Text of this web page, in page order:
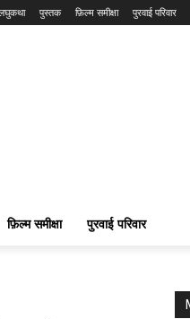
पुस्तक फ़िल्म समीक्षा पुरवाई परिवार
फ़िल्म समीक्षा पुरवाई परिवार